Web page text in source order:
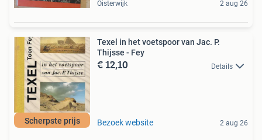
Oisterwijk 2 aug 26
Scherpste prijs
Texel in het voetspoor van Jac. P.
Thijsse - Fey
€ 12,10 Details
Bezoek website 2 aug 26